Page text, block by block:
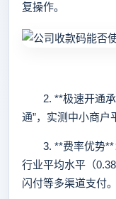
复操作。
2. **极速开通承
通”，实测中小商户
3. **费率优势**
行业平均水平（
闪付等多渠道支付。